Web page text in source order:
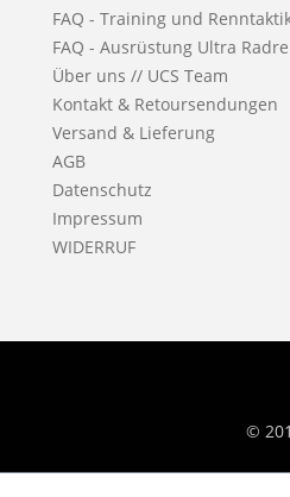
FAQ - Training und
FAQ - Ausrüstung Ultra
Über uns // UCS Team
Kontakt & Retoursendungen
Versand & Lieferung
AGB
Datenschutz
Impressum
WIDERRUF
©